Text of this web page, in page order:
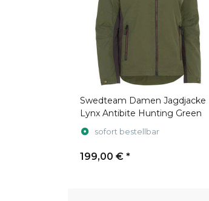
Swedteam Damen Jagdjacke
Lynx Antibite Hunting Green
sofort bestellbar
199,00 € *